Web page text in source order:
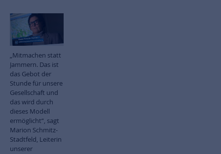
„Mitmachen statt
Jammern. Das ist
das Gebot der
Stunde für unsere
Gesellschaft und
das wird durch
dieses Modell
ermöglicht“, sagt
Marion Schmitz-
Stadtfeld, Leiterin
unserer